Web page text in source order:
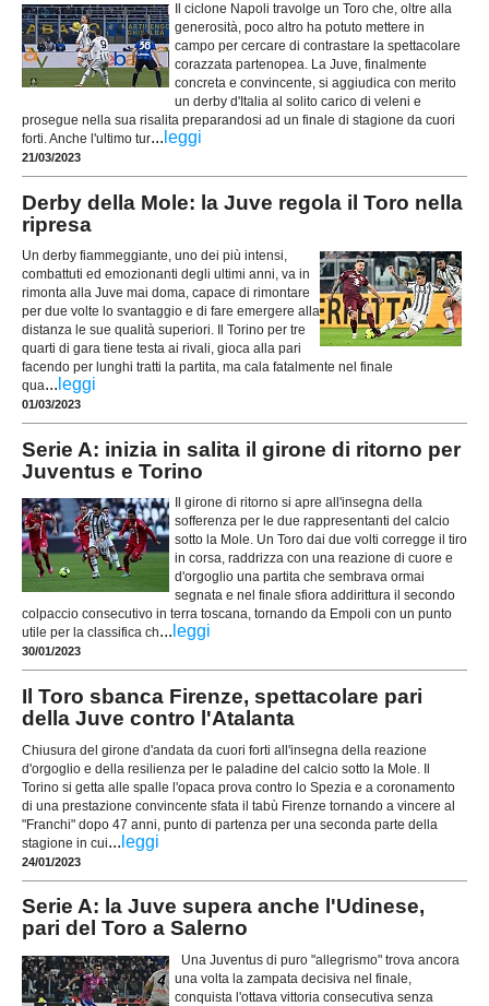
Il ciclone Napoli travolge un Toro che, oltre alla
generosità, poco altro ha potuto mettere in
campo per cercare di contrastare la spettacolare
corazzata partenopea. La Juve, finalmente
concreta e convincente, si aggiudica con merito
un derby d'Italia al solito carico di veleni e
prosegue nella sua risalita preparandosi ad un finale di stagione da cuori
forti. Anche l'ultimo tur... leggi
21/03/2023
Derby della Mole: la Juve regola il Toro nella
ripresa
Un derby fiammeggiante, uno dei più intensi,
combattuti ed emozionanti degli ultimi anni, va in
rimonta alla Juve mai doma, capace di rimontare
per due volte lo svantaggio e di fare emergere alla
distanza le sue qualità superiori. Il Torino per tre
quarti di gara tiene testa ai rivali, gioca alla pari
facendo per lunghi tratti la partita, ma cala fatalmente nel finale
qua... leggi
01/03/2023
Serie A: inizia in salita il girone di ritorno per
Juventus e Torino
Il girone di ritorno si apre all'insegna della
sofferenza per le due rappresentanti del calcio
sotto la Mole. Un Toro dai due volti corregge il tiro
in corsa, raddrizza con una reazione di cuore e
d'orgoglio una partita che sembrava ormai
segnata e nel finale sfiora addirittura il secondo
colpaccio consecutivo in terra toscana, tornando da Empoli con un punto
utile per la classifica ch... leggi
30/01/2023
Il Toro sbanca Firenze, spettacolare pari
della Juve contro l'Atalanta
Chiusura del girone d'andata da cuori forti all'insegna della reazione
d'orgoglio e della resilienza per le paladine del calcio sotto la Mole. Il
Torino si getta alle spalle l'opaca prova contro lo Spezia e a coronamento
di una prestazione convincente sfata il tabù Firenze tornando a vincere al
"Franchi" dopo 47 anni, punto di partenza per una seconda parte della
stagione in cui... leggi
24/01/2023
Serie A: la Juve supera anche l'Udinese,
pari del Toro a Salerno
Una Juventus di puro "allegrismo" trova ancora
una volta la zampata decisiva nel finale,
conquista l'ottava vittoria consecutiva senza